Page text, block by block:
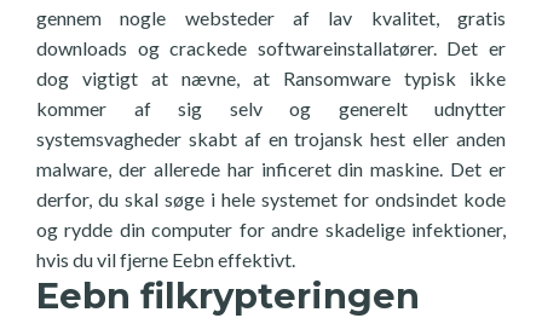
gennem nogle websteder af lav kvalitet, gratis
downloads og crackede softwareinstallatører. Det er
dog vigtigt at nævne, at Ransomware typisk ikke
kommer af sig selv og generelt udnytter
systemsvagheder skabt af en trojansk hest eller anden
malware, der allerede har inficeret din maskine. Det er
derfor, du skal søge i hele systemet for ondsindet kode
og rydde din computer for andre skadelige infektioner,
hvis du vil fjerne Eebn effektivt.
Eebn filkrypteringen